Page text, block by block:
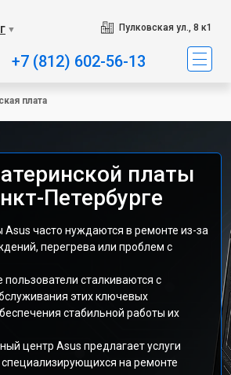
▼ Пулковская ул., 8 к1
+7 (812) 602-56-13
плата
платы
Петербурге
Asus часто нуждаются в ремонте из-за
перегрева или проблем с
пользователи сталкиваются с
этих ключевых
стабильной работы их
центр Asus предлагает услуги
на ремонте